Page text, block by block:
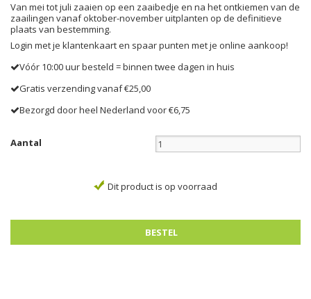
Van mei tot juli zaaien op een zaaibedje en na het ontkiemen van de
zaailingen vanaf oktober-november uitplanten op de definitieve
plaats van bestemming.
Login met je klantenkaart en spaar punten met je online aankoop!
Vóór 10:00 uur besteld = binnen twee dagen in huis
Gratis verzending vanaf €25,00
Bezorgd door heel Nederland voor €6,75
Aantal
Dit product is op voorraad